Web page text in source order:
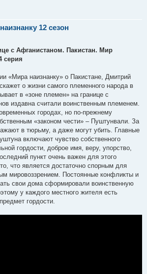
12 сезон
с Афганистаном. Пакистан. Мир
серия
«Мира наизнанку» о Пакистане, Дмитрий
о жизни самого племенного народа в
в «зоне племен» на границе с
издавна считали воинственным племенем.
городах, но по-прежнему
«законом чести» – Пуштунвали. За
в тюрьму, а даже могут убить. Главные
включают чувство собственного
гордости, доброе имя, веру, упорство,
пункт очень важен для этого
что является достаточно спорным для
мировоззрением. Постоянные конфликты и
свои дома сформировали воинственную
у каждого местного жителя есть
гордости.